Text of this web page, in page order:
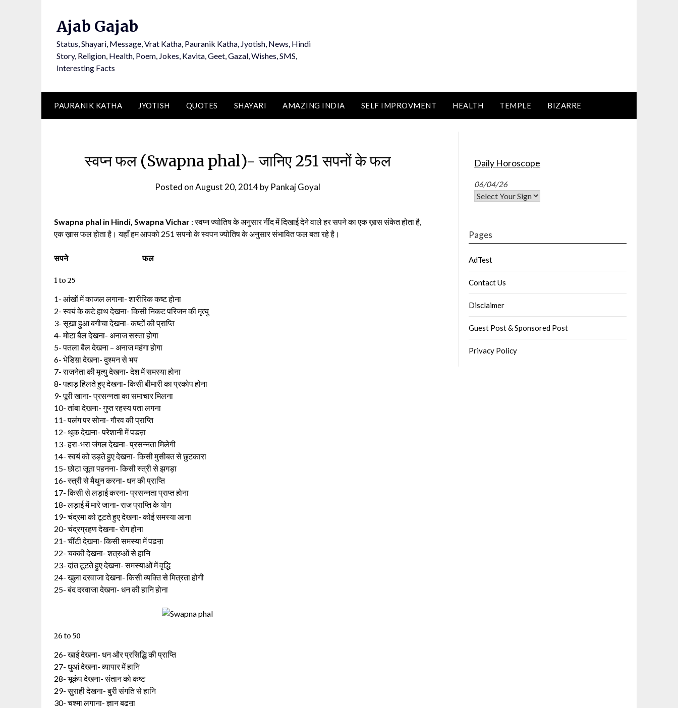
Ajab Gajab
Status, Shayari, Message, Vrat Katha, Pauranik Katha, Jyotish, News, Hindi
Story, Religion, Health, Poem, Jokes, Kavita, Geet, Gazal, Wishes, SMS,
Interesting Facts
PAURANIK KATHA JYOTISH QUOTES SHAYARI AMAZING INDIA SELF IMPROVMENT HEALTH TEMPLE BIZARRE
स्वप्न फल (Swapna phal)- जानिए 251 सपनों के फल
Posted onAugust 20, 2014by Pankaj Goyal
Swapna phal in Hindi, Swapna Vichar : स्वप्न ज्योतिष के अनुसार नींद में दिखाई देने वाले हर सपने का एक ख़ास संकेत होता है,
एक ख़ास फल होता है। यहाँ हम आपको 251 सपनो के स्वपन ज्योतिष के अनुसार संभावित फल बता रहे है।
सपने फल
1 to 25
1- आंखों में काजल लगाना- शारीरिक कष्ट होना
2- स्वयं के कटे हाथ देखना- किसी निकट परिजन की मृत्यु
3- सूखा हुआ बगीचा देखना- कष्टों की प्राप्ति
4- मोटा बैल देखना- अनाज सस्ता होगा
5- पतला बैल देखना – अनाज महंगा होगा
6- भेडिय़ा देखना- दुश्मन से भय
7- राजनेता की मृत्यु देखना- देश में समस्या होना
8- पहाड़ हिलते हुए देखना- किसी बीमारी का प्रकोप होना
9- पूरी खाना- प्रसन्नता का समाचार मिलना
10- तांबा देखना- गुप्त रहस्य पता लगना
11- पलंग पर सोना- गौरव की प्राप्ति
12- थूक देखना- परेशानी में पडऩा
13- हरा-भरा जंगल देखना- प्रसन्नता मिलेगी
14- स्वयं को उड़ते हुए देखना- किसी मुसीबत से छुटकारा
15- छोटा जूता पहनना- किसी स्त्री से झगड़ा
16- स्त्री से मैथुन करना- धन की प्राप्ति
17- किसी से लड़ाई करना- प्रसन्नता प्राप्त होना
18- लड़ाई में मारे जाना- राज प्राप्ति के योग
19- चंद्रमा को टूटते हुए देखना- कोई समस्या आना
20- चंद्रग्रहण देखना- रोग होना
21- चींटी देखना- किसी समस्या में पढऩा
22- चक्की देखना- शत्रुओं से हानि
23- दांत टूटते हुए देखना- समस्याओं में वृद्धि
24- खुला दरवाजा देखना- किसी व्यक्ति से मित्रता होगी
25- बंद दरवाजा देखना- धन की हानि होना
26 to 50
26- खाई देखना- धन और प्रसिद्धि की प्राप्ति
27- धुआं देखना- व्यापार में हानि
28- भूकंप देखना- संतान को कष्ट
29- सुराही देखना- बुरी संगति से हानि
30- चश्मा लगाना- ज्ञान बढऩा
Daily Horoscope
06/04/26
Pages
AdTest
Contact Us
Disclaimer
Guest Post & Sponsored Post
Privacy Policy